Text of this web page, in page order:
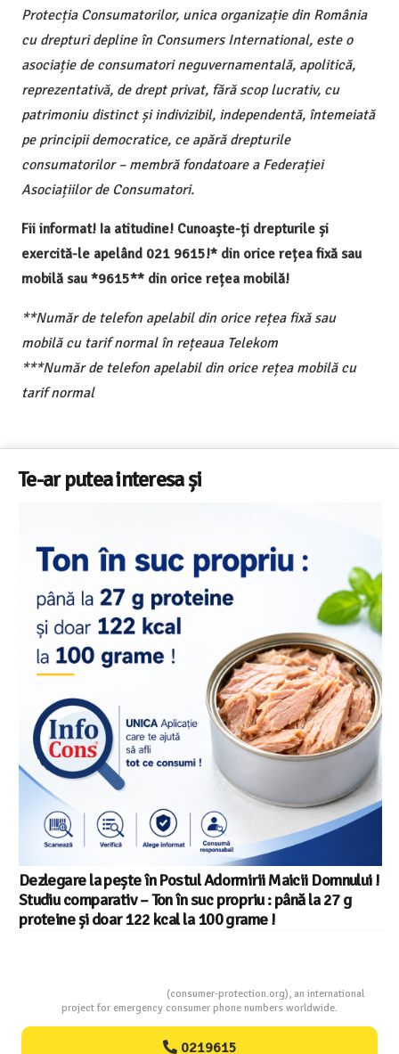
Protecția Consumatorilor, unica organizație din România
cu drepturi depline în Consumers International, este o
asociație de consumatori neguvernamentală, apolitică,
reprezentativă, de drept privat, fără scop lucrativ, cu
patrimoniu distinct și indivizibil, independentă, întemeiată
pe principii democratice, ce apără drepturile
consumatorilor – membră fondatoare a Federației
Asociațiilor de Consumatori.
Fii informat! Ia atitudine! Cunoaște-ți drepturile și
exercită-le apelând 021 9615!* din orice rețea fixă sau
mobilă sau *9615** din orice rețea mobilă!
**Număr de telefon apelabil din orice rețea fixă sau
mobilă cu tarif normal în rețeaua Telekom
***Număr de telefon apelabil din orice rețea mobilă cu
tarif normal
Te-ar putea interesa și
Dezlegare la pește în Postul Adormirii Maicii Domnului !
Studiu comparativ – Ton în suc propriu : până la 27 g
proteine și doar 122 kcal la 100 grame !
(consumer-protection.org), an international
project for emergency consumer phone numbers worldwide.
0219615